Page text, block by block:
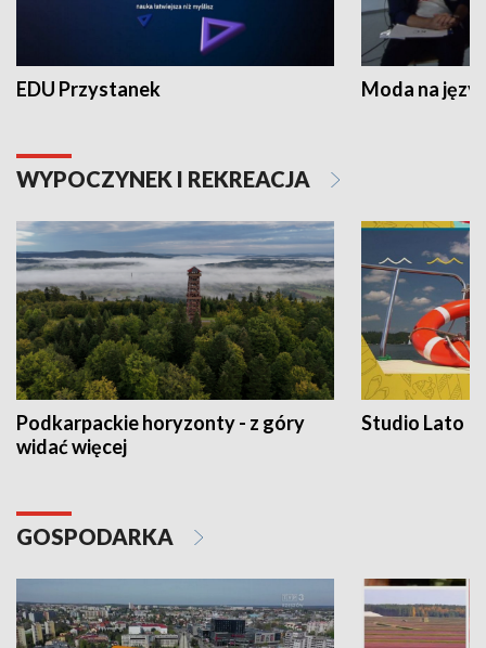
EDU Przystanek Moda na
WYPOCZYNEK I REKREACJA
Podkarpackie horyzonty - z góry
widać więcej
Studio Lato
GOSPODARKA